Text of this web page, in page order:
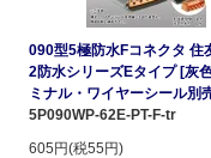
090型5極防水Fコネクタ 住
2防水シリーズEタイプ [灰
ミナル・ワイヤーシール別売
5P090WP-62E-PT-F-tr
605円(税55円)